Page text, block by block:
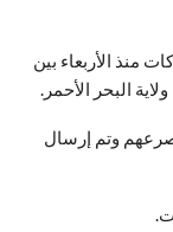
منذ الأربعاء بين
البحر الأحمر.
لقوا مصرعهم وتم إرسال